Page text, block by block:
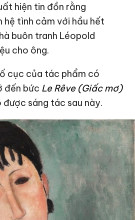
hiện tin đồn rằng
hệ tình cảm với hầu hết
buôn tranh Léopold
cho ông.
cục của tác phẩm có
đến bức Le Rêve (Giấc mơ)
được sáng tác sau này.